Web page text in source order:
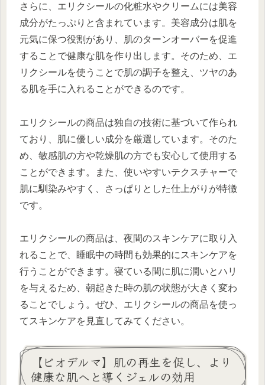
さらに、エリクシールの化粧水やクリームには美容
成分がたっぷりと含まれています。美容成分は肌を
元気に保つ役割があり、肌のターンオーバーを促進
することで健康な肌を作り出します。そのため、エ
リクシールを使うことで肌の調子を整え、ツヤのあ
る肌を手に入れることができるのです。
エリクシールの商品は独自の技術に基づいて作られ
ており、肌に優しい成分を厳選しています。そのた
め、敏感肌の方や乾燥肌の方でも安心して使用する
ことができます。また、使いやすいテクスチャーで
肌に馴染みやすく、さっぱりとした仕上がりが特徴
です。
エリクシールの商品は、夜間のスキンケアに取り入
れることで、睡眠中の時間も効果的にスキンケアを
行うことができます。寝ている間に肌に潤いとハリ
を与えるため、朝起きた時の肌の状態が大きく変わ
ることでしょう。ぜひ、エリクシールの商品を使っ
てスキンケアを見直してみてください。
【ビオデルマ】肌の再生を促し、より
健康な肌へと導くジェルの効用